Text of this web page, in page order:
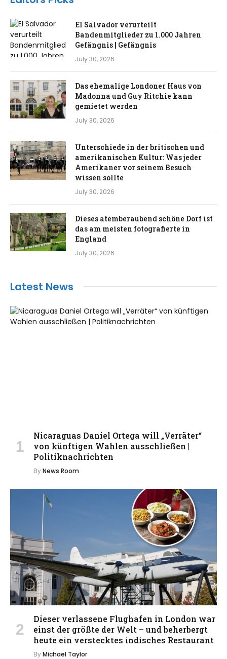
El Salvador verurteilt
Bandenmitglieder zu 1.000 Jahren
Gefängnis | Gefängnis
July 30, 2026
Das ehemalige Londoner Haus von
Madonna und Guy Ritchie kann
gemietet werden
July 30, 2026
Unterschiede in der britischen und
amerikanischen Kultur: Was jeder
Amerikaner vor seinem Besuch
wissen sollte
July 30, 2026
Dieses atemberaubend schöne Dorf ist
das am meisten fotografierte in
England
July 30, 2026
Latest News
Nicaraguas Daniel Ortega will „Verräter“
von künftigen Wahlen ausschließen |
Politiknachrichten
ByNews Room
Dieser verlassene Flughafen in London war
einst der größte der Welt – und beherbergt
heute ein verstecktes indisches Restaurant
ByMichael Taylor